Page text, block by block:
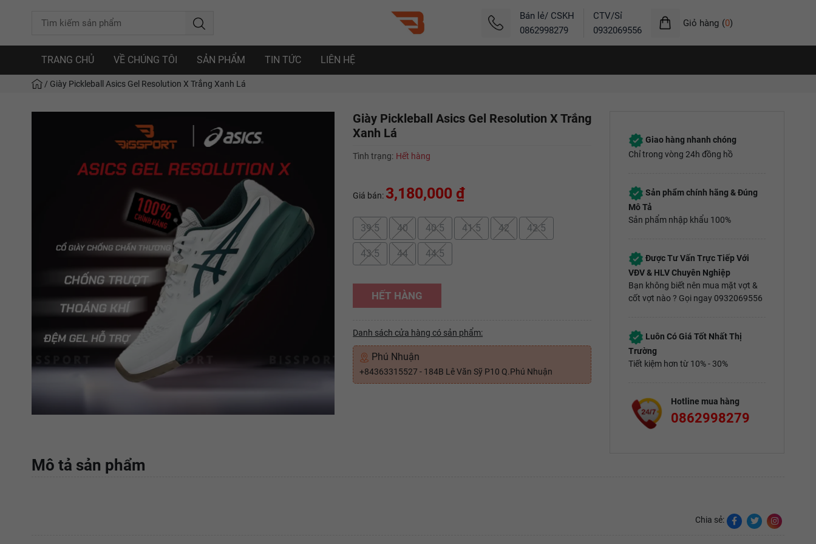
Bán lẻ/ CSKH
0862998279
CTV/Sỉ
0932069556
Giỏ hàng (0)
TRANG CHỦ VỀ CHÚNG TÔI SẢN PHẨM TIN TỨC LIÊN HỆ
/ Giày Pickleball Asics Gel Resolution X Trắng Xanh Lá
Giày Pickleball Asics Gel Resolution X Trắng
Xanh Lá
Tình trạng: Hết hàng
Giá bán: 3,180,000 ₫
39.5 40 40.5 41.5 42 42.5
43.5 44 44.5
HẾT HÀNG
Danh sách cửa hàng có sản phẩm:
Phú Nhuận
+84363315527 - 184B Lê Văn Sỹ P10 Q.Phú Nhuận
Giao hàng nhanh chóng
Chỉ trong vòng 24h đồng hồ
Sản phẩm chính hãng & Đúng
Mô Tả
Sản phẩm nhập khẩu 100%
Được Tư Vấn Trực Tiếp Với
VĐV & HLV Chuyên Nghiệp
Bạn không biết nên mua mặt vợt &
cốt vợt nào ? Gọi ngay 0932069556
Luôn Có Giá Tốt Nhất Thị
Trường
Tiết kiệm hơn từ 10% - 30%
Hotline mua hàng
0862998279
Mô tả sản phẩm
Chia sẻ: